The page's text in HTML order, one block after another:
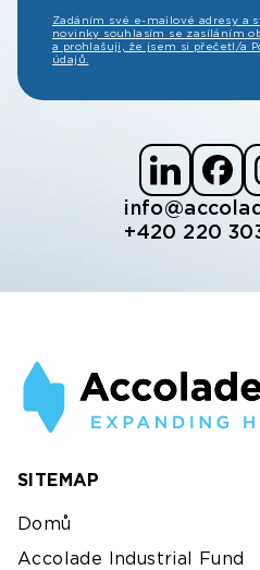
Zadáním své e-mailové adresy a
novinky souhlasím se zasíláním
a prohlašuji, že jsem si přečetl/a
údajů.
+420 220
SITEMAP
Domů
Accolade Industrial Fund